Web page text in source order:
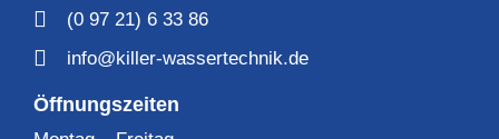
(0 97 21) 6 33 86
info@killer-wassertechnik.de
Öffnungszeiten